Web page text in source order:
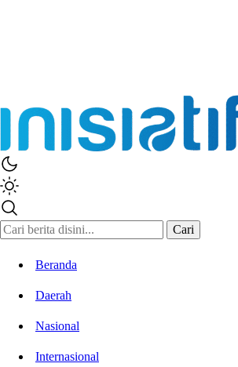
Cari
Beranda
Daerah
Nasional
Internasional